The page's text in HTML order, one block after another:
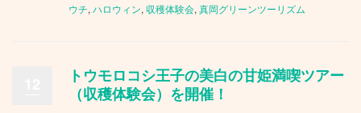
ウチ, ハロウィン, 収穫体験会, 真岡グリーンツーリズム
トウモロコシ王子の美白の甘姫満喫ツアー
（収穫体験会）を開催！